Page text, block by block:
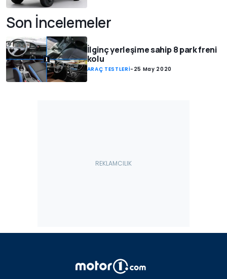
Son İncelemeler
İlginç yerleşime sahip 8 park freni
kolu
ARAÇ TESTLERİ- 25 May 2020